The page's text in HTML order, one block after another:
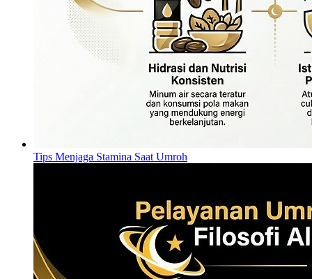
Tips Menjaga Stamina Saat Umroh